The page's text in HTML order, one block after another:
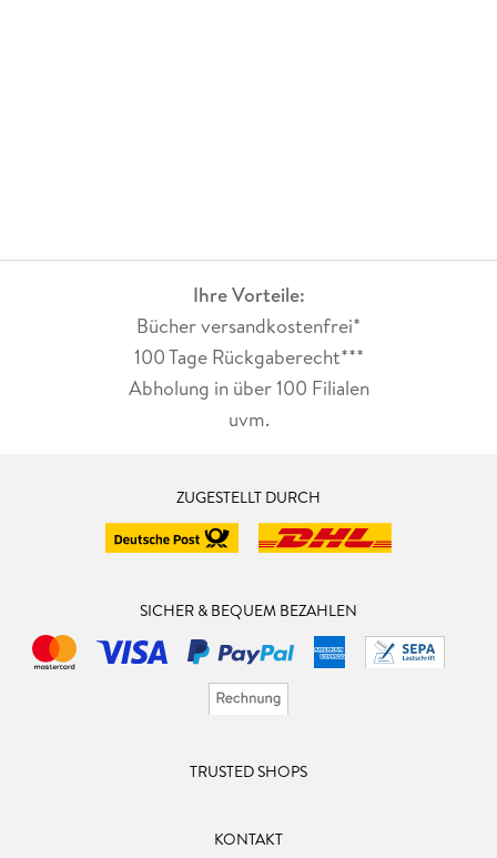
Ihre Vorteile:
Bücher versandkostenfrei*
100 Tage Rückgaberecht***
Abholung in über 100 Filialen
uvm.
ZUGESTELLT DURCH
SICHER & BEQUEM BEZAHLEN
TRUSTED SHOPS
KONTAKT